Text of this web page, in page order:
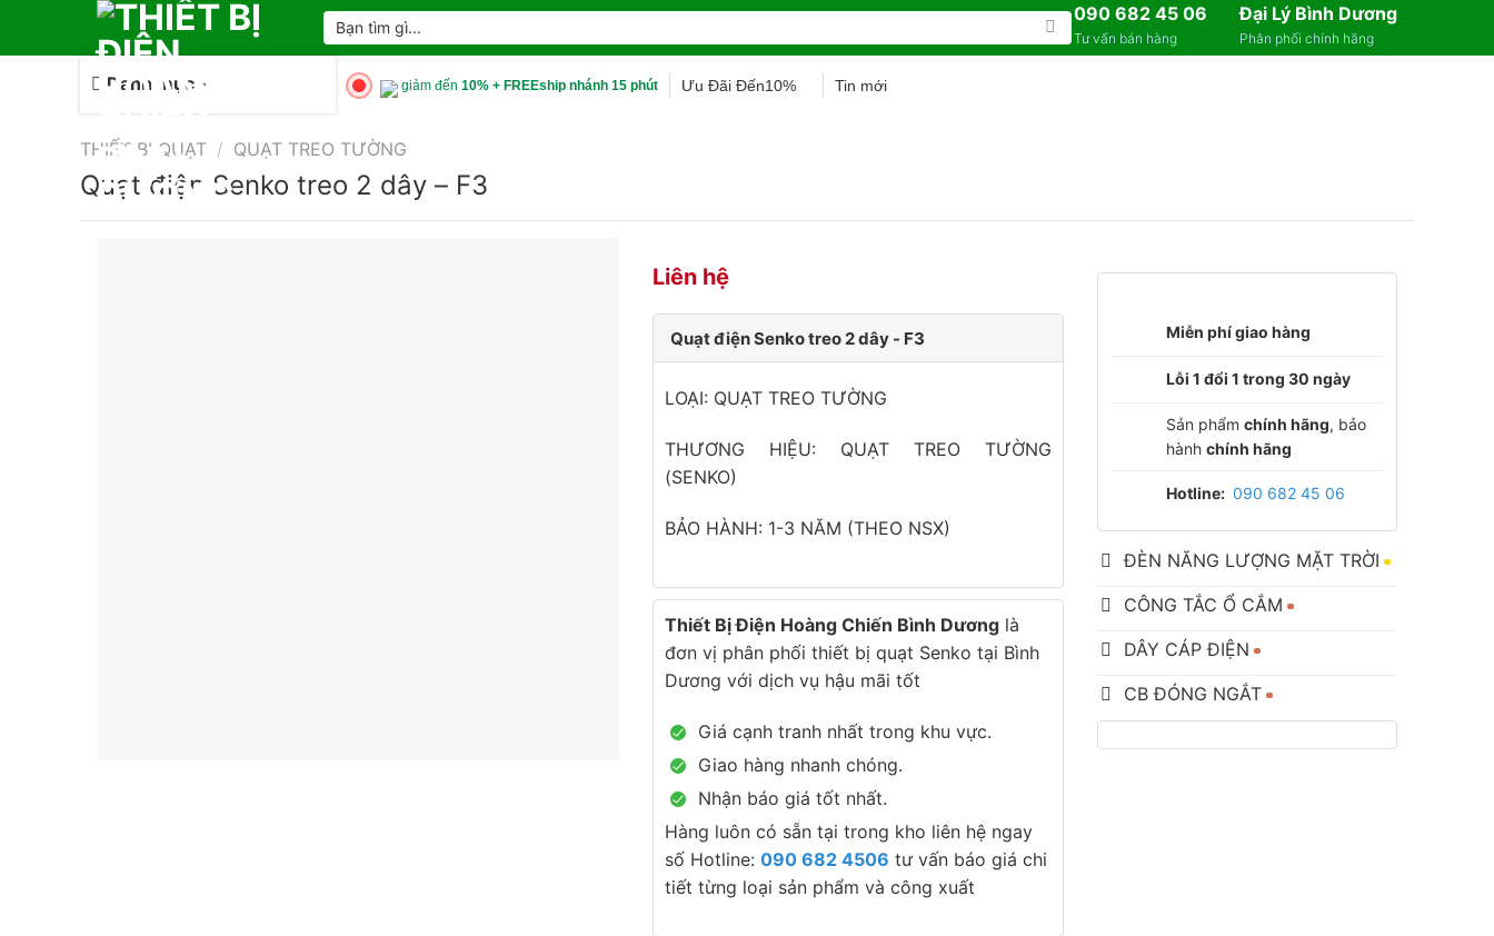
Tìm
kiếm:
090 682 45 06
Tư vấn bán hàng
Đại Lý Bình Dương
Phân phối chính hãng
Danh mục giảm đến 10% + FREEship nhánh 15 phút Ưu Đãi Đến10% Tin mới
THIẾT BỊ QUẠT / QUẠT TREO TƯỜNG
Quạt điện Senko treo 2 dây – F3
Liên hệ
Quạt điện Senko treo 2 dây - F3
LOẠI: QUẠT TREO TƯỜNG
THƯƠNG HIỆU: QUẠT TREO TƯỜNG
(SENKO)
BẢO HÀNH: 1-3 NĂM (THEO NSX)
Thiết Bị Điện Hoàng Chiến Bình Dương là
đơn vị phân phối thiết bị quạt Senko tại Bình
Dương với dịch vụ hậu mãi tốt
Giá cạnh tranh nhất trong khu vực.
Giao hàng nhanh chóng.
Nhận báo giá tốt nhất.
Hàng luôn có sẵn tại trong kho liên hệ ngay
số Hotline: 090 682 4506 tư vấn báo giá chi
tiết từng loại sản phẩm và công xuất
Miễn phí giao hàng
Lỗi 1 đổi 1 trong 30 ngày
Sản phẩm chính hãng, bảo
hành chính hãng
Hotline: 090 682 45 06
ĐÈN NĂNG LƯỢNG MẶT TRỜI
CÔNG TẮC Ổ CẮM
DÂY CÁP ĐIỆN
CB ĐÓNG NGẮT